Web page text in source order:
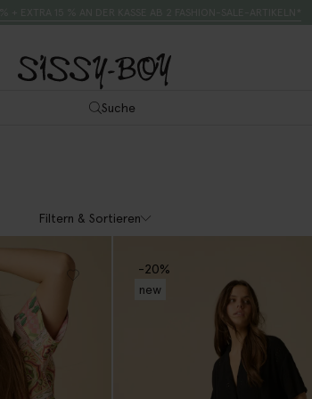
Suche
Filtern & Sortieren
-20%
new